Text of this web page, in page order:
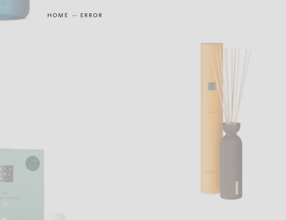
HOME ERROR